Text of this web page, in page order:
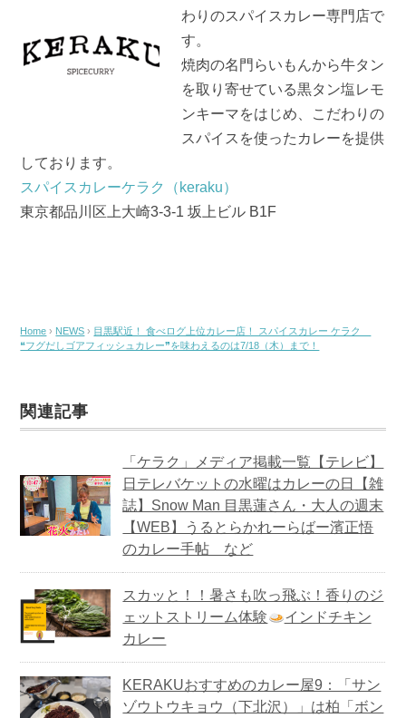
k
わりのスパイスカレー専門店で
す。
焼肉の名門らいもんから牛タン
を取り寄せている黒タン塩レモ
ンキーマをはじめ、こだわりの
スパイスを使ったカレーを提供
しております。
スパイスカレーケラク（keraku）
東京都品川区上大崎3-3-1 坂上ビル B1F
Home › NEWS › 目黒駅近！ 食べログ上位カレー店！ スパイスカレー ケラク
❝フグだしゴアフィッシュカレー❞を味わえるのは7/18（木）まで！
関連記事
「ケラク」メディア掲載一覧【テレビ】
日テレバケットの水曜はカレーの日【雑
誌】Snow Man 目黒蓮さん・大人の週末
【WEB】うるとらかれーらばー濱正悟
のカレー手帖 など
スカッと！！暑さも吹っ飛ぶ！香りのジ
ェットストリーム体験
インドチキン
カレー
KERAKUおすすめのカレー屋9：「サン
ゾウトウキョウ（下北沢）」は柏「ボン